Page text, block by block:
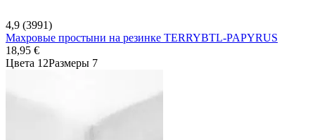
4,9 (3991)
Махровые простыни на резинке TERRYBTL-PAPYRUS
18,95 €
Цвета 12Размеры 7